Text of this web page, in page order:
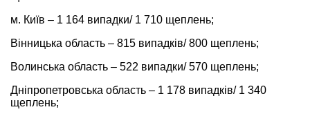
м. Київ – 1 164 випадки/ 1 710 щеплень;
Вінницька область – 815 випадків/ 800 щеплень;
Волинська область – 522 випадки/ 570 щеплень;
Дніпропетровська область – 1 178 випадків/ 1 340
щеплень;